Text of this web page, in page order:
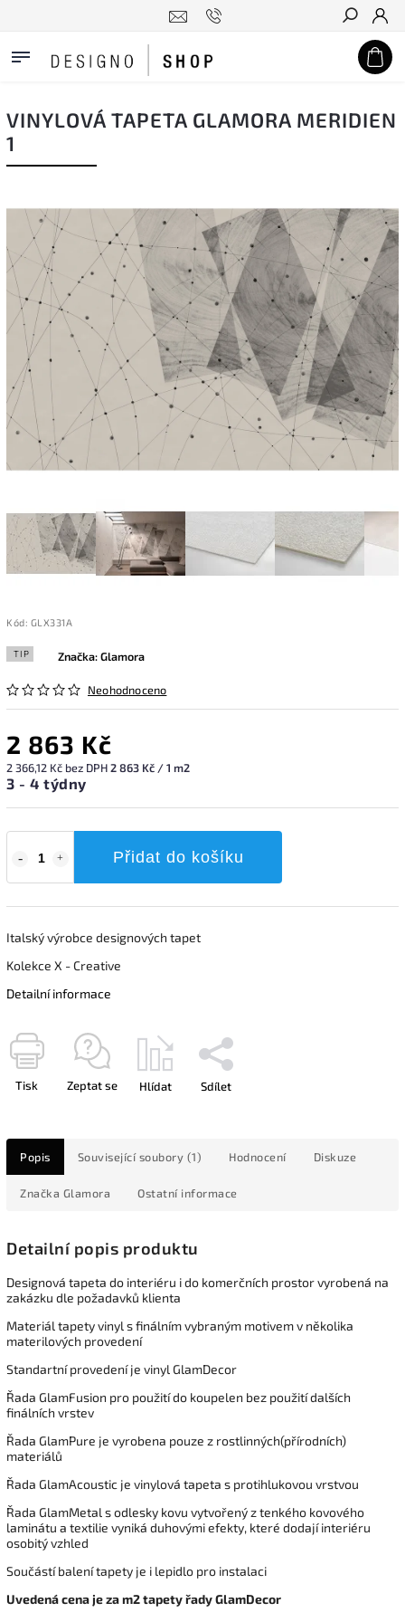
Hledat
VINYLOVÁ TAPETA GLAMORA MERIDIEN
1
Kód: GLX331A
TIP
Neohodnoceno
Značka:Glamora
2 863 Kč
2 366,12 Kč bez DPH2 863 Kč / 1 m2
3 - 4 týdny
Přidat do košíku
Italský výrobce designových tapet
Kolekce X - Creative
Detailní informace
Tisk Zeptat se Hlídat Sdílet
Popis Související soubory (1) Hodnocení Diskuze
Značka Glamora Ostatní informace
Detailní popis produktu
Designová tapeta do interiéru i do komerčních prostor vyrobená na
zakázku dle požadavků klienta
Materiál tapety vinyl s finálním vybraným motivem v několika
materilových provedení
Standartní provedení je vinyl GlamDecor
Řada GlamFusion pro použití do koupelen bez použití dalších
finálních vrstev
Řada GlamPure je vyrobena pouze z rostlinných(přírodních)
materiálů
Řada GlamAcoustic je vinylová tapeta s protihlukovou vrstvou
Řada GlamMetal s odlesky kovu vytvořený z tenkého kovového
laminátu a textilie vyniká duhovými efekty, které dodají interiéru
osobitý vzhled
Součástí balení tapety je i lepidlo pro instalaci
Uvedená cena je za m2 tapety řady GlamDecor